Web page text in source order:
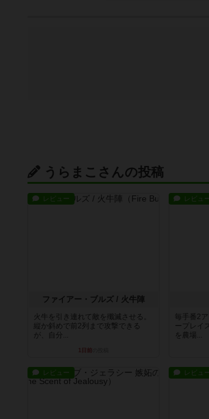
うらまこさんの投稿
レビュー
ファイアー・ブルズ / 火牛陣
火牛を引き連れて敵を殲滅させる。
縦か斜めで前2列まで攻撃できる
が、自分...
1日前
レビュ
毎手番2
ープレイ
を農場...
レビュー レビュ